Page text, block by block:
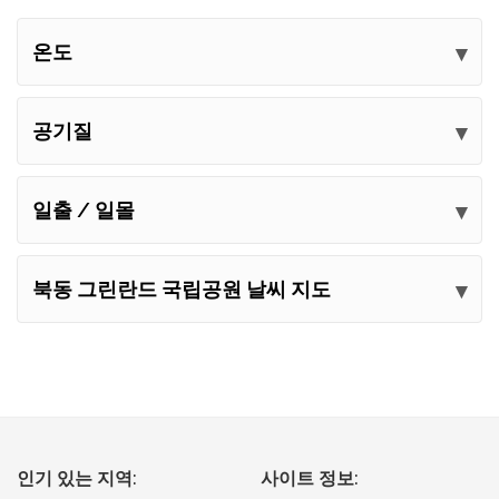
온도
공기질
일출 / 일몰
북동 그린란드 국립공원 날씨 지도
인기 있는 지역: 사이트 정보: